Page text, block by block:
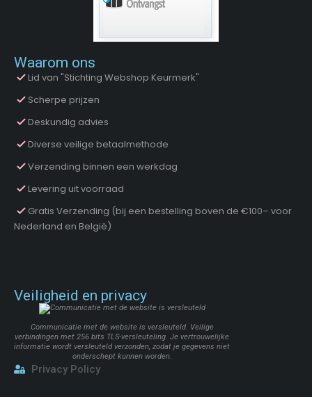
Waarom ons
Lid van "Stichting Webshop Keurmerk"
Scherpe prijzen
Deskundig advies
Diverse veilige betaalmethode
Verzending binnen een werkdag
Levering uit voorraad
Gratis Verzending (bij een bestelling boven de €100– voor
Nederland en België)
Veiligheid en privacy
Communicatie met de website is versleuteld. Veilige
verbindingen met 256 bits TLS-versleuteling. Je vertrouwelijke
informatie wordt versleuteld verzonden, zodat je gegevens niet
onderschept kunnen worden.
Privacy Policy